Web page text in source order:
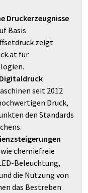
Druckerzeugnisse
Basis
zeigt
für
seit 2012
Druck,
den Standards
chemiefreie
Beleuchtung,
die Nutzung von
das Bestreben